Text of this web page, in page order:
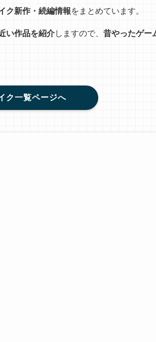
ク新作・続編情報をまとめています。
い作品を紹介しますので、 昔やったゲー
ク一覧ページへ